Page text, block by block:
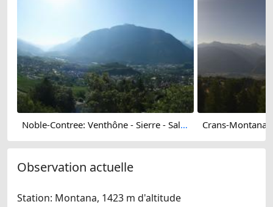
Noble-Contree: Venthône - Sierre - Salquenen - Val d'Anniviers
Observation actuelle
Station: Montana, 1423 m d'altitude